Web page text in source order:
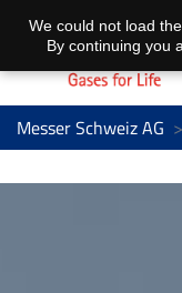
Messer Schweiz AG
We could not load
By continuing you